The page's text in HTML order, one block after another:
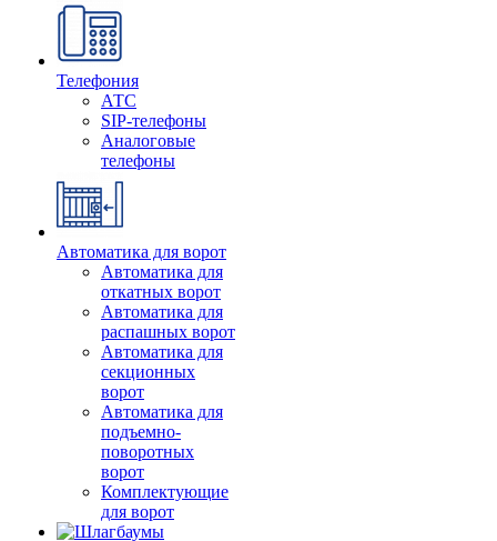
Телефония
АТС
SIP-телефоны
Аналоговые
телефоны
Автоматика для ворот
Автоматика для
откатных ворот
Автоматика для
распашных ворот
Автоматика для
секционных
ворот
Автоматика для
подъемно-
поворотных
ворот
Комплектующие
для ворот